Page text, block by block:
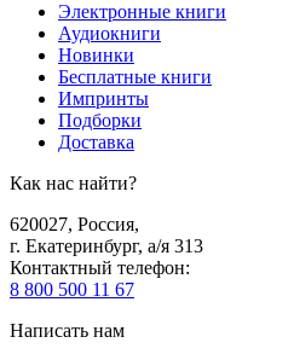
Электронные книги
Аудиокниги
Новинки
Бесплатные книги
Импринты
Подборки
Доставка
Как нас найти?
620027, Россия,
г. Екатеринбург, а/я 313
Контактный телефон:
8 800 500 11 67
Написать нам